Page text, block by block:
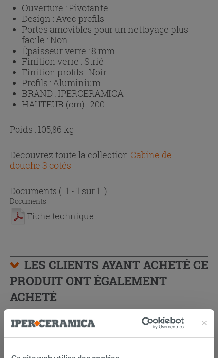
Ouverture :Pivotante
Design :Avec profils
Portes amovibles pour un nettoyage plus
facile :Non
Épaisseur verre : 8 mm
Finition verre : Strié
Finition profils :Noir
Profils :Aluminium
BRAND : IPERCERAMICA
HAUTEUR (cm) : 200
Poids : 105,86 kg
Découvrez toute la collection Cabine de
douche 3 cotés
Documents ( 1 - 1 sur 1 )
Documents
Fiche technique
LES CLIENTS AYANT ACHETÉ CE
PRODUIT ONT ÉGALEMENT
ACHETÉ